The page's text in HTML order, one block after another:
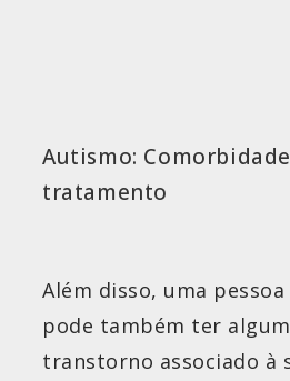
Autismo:
tratamento
Além disso, uma
pode também ter
transtorno associado à